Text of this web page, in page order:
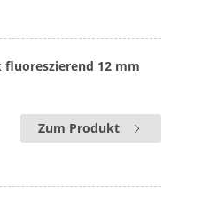
fluoreszierend 12 mm
Zum Produkt